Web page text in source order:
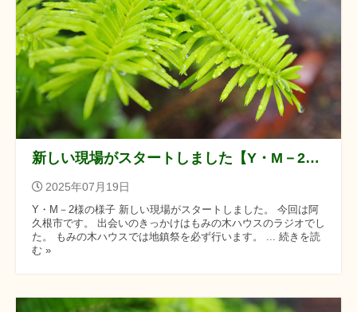
新しい現場がスタートしました【Y・M－2様の様子】
2025年07月19日
Y・M－2様の様子 新しい現場がスタートしました。 今回は阿
久根市です。 出会いのきっかけはもみの木ハウスのラジオでし
た。 もみの木ハウスでは地鎮祭を必ず行います。 ... 続きを読
む »